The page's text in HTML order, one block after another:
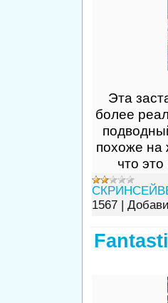
Эта
более
похоже на
что
1567|